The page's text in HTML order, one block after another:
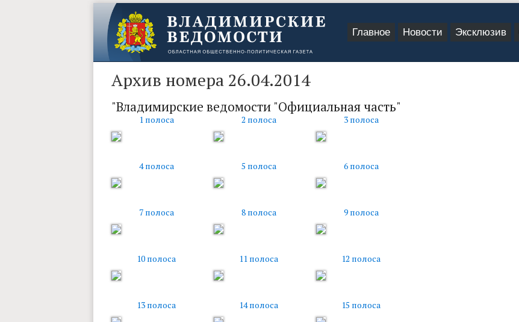
Главное Новости Эксклюзив
Архив номера 26.04.2014
"Владимирские ведомости "Официальная часть"
1 полоса 2 полоса 3 полоса
4 полоса 5 полоса 6 полоса
7 полоса 8 полоса 9 полоса
10 полоса 11 полоса 12 полоса
13 полоса 14 полоса 15 полоса